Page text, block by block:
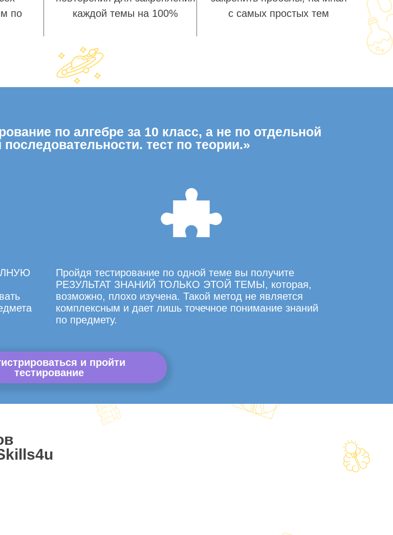
по
каждой темы на 100%
с самых простых тем
по алгебре за 10 класс, а не по отдельной
тест по теории.»
Пройдя тестирование по одной теме вы получите
РЕЗУЛЬТАТ ЗНАНИЙ ТОЛЬКО ЭТОЙ ТЕМЫ, которая,
возможно, плохо изучена. Такой метод не является
комплексным и дает лишь точечное понимание знаний
по предмету.
и пройти
тестирование